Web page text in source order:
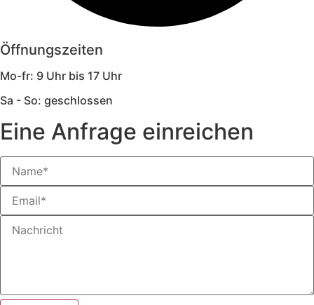
Öffnungszeiten
Mo-fr: 9 Uhr bis 17 Uhr
Sa - So: geschlossen
Eine Anfrage einreichen